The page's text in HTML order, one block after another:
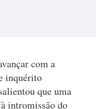
com a
inquérito
que uma
intromissão do